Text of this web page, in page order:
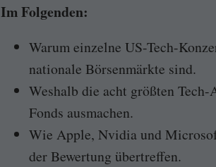
Im Folgenden:
Warum einzelne US-Tech-
nationale Börsenmärkte sind.
Weshalb die acht größten
Fonds ausmachen.
Wie Apple, Nvidia und
der Bewertung übertreffen.